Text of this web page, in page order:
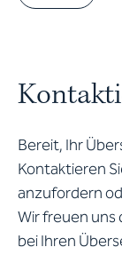
Bereit, Ihr
Kontaktieren
anzufordern
Wir freuen uns
bei Ihren